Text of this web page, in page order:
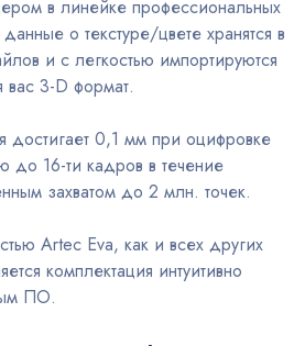
в линейке профессиональных
о текстуре/цвете хранятся в
и с легкостью импортируются
3-D формат.
достигает 0,1 мм при оцифровке
до 16-ти кадров в течение
захватом до 2 млн. точек.
Artec Eva, как и всех других
комплектация интуитивно
ПО.